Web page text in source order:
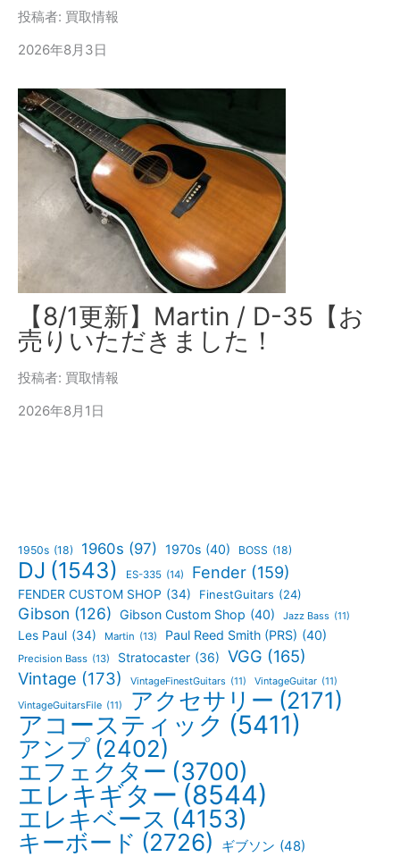
投稿者: 買取情報
2026年8月3日
【8/1更新】Martin / D-35【お
売りいただきました！
投稿者: 買取情報
2026年8月1日
1950s (18) 1960s (97) 1970s (40) BOSS (18)
DJ (1543) ES-335 (14) Fender (159)
FENDER CUSTOM SHOP (34) FinestGuitars (24)
Gibson (126) Gibson Custom Shop (40) Jazz Bass (11)
Les Paul (34) Martin (13) Paul Reed Smith (PRS) (40)
Precision Bass (13) Stratocaster (36) VGG (165)
Vintage (173) VintageFinestGuitars (11) VintageGuitar (11)
VintageGuitarsFile (11) アクセサリー (2171)
アコースティック (5411)
アンプ (2402)
エフェクター (3700)
エレキギター (8544)
エレキベース (4153)
キーボード (2726) ギブソン (48)